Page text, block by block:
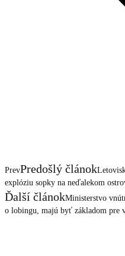
PrevPredošlý článok
explóziu sopky na neďalekom
Ďalší článokMinisterstvo
o lobingu, majú byť základom pre